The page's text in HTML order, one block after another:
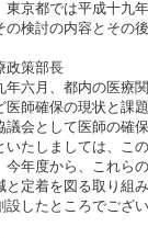
京都では平成十九
の検討の内容とその
政策部長
六月、都内の医療
医師確保の現状と課
議会として医師の確
たしましては、こ
今年度から、これら
と定着を図る取り組
設したところでござ